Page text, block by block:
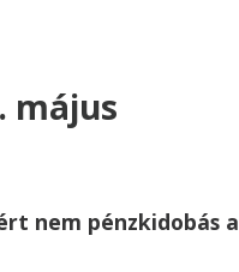
május
nem pénzkidobás